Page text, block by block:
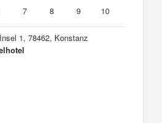
7 8 9 10
1, 78462, Konstanz